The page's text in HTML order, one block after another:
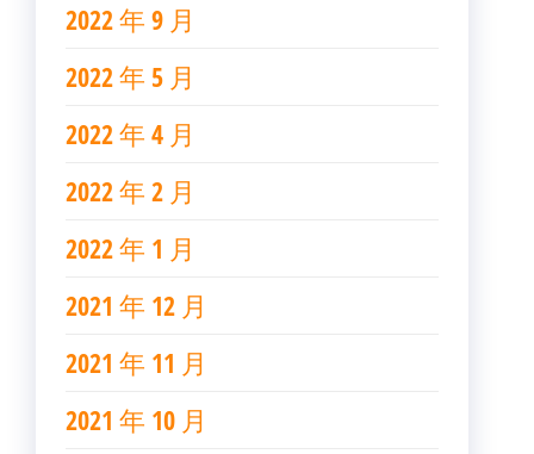
2022 年 9 月
2022 年 5 月
2022 年 4 月
2022 年 2 月
2022 年 1 月
2021 年 12 月
2021 年 11 月
2021 年 10 月